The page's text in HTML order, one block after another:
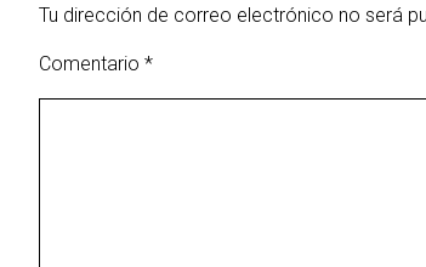
Tu dirección de correo electrónico no será
Comentario *